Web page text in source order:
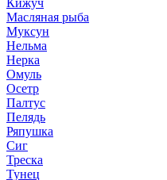
Кижуч
Масляная рыба
Муксун
Нельма
Нерка
Омуль
Осетр
Палтус
Пелядь
Ряпушка
Сиг
Треска
Тунец